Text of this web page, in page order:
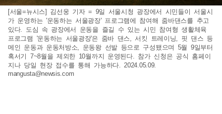
[서울=뉴시스] 김선웅 기자 = 9일 서울시청 광장에서 시민들이 서울시
가 운영하는 '운동하는 서울광장' 프로그램에 참여해 줌바댄스를 추고
있다. 도심 속 광장에서 운동을 즐길 수 있는 시민 참여형 생활체육
프로그램 '운동하는 서울광장'은 줌바 댄스, 서킷 트레이닝, 핏 댄스 등
메인 운동과 운동처방소, 운동왕 선발 등으로 구성됐으며 5월 9일부터
혹서기 7~8월을 제외한 10월까지 운영된다. 참가 신청은 공식 홈페이
지나 당일 현장 접수를 통해 가능하다. 2024.05.09.
mangusta@newsis.com